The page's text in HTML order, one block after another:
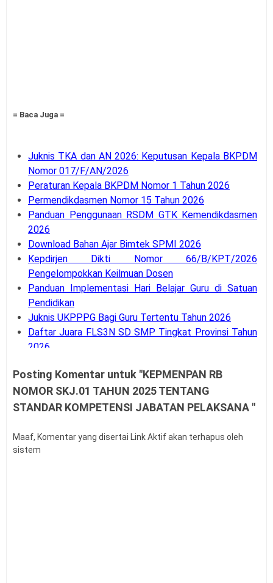
= Baca Juga =
Juknis TKA dan AN 2026: Keputusan Kepala BKPDM
Nomor 017/F/AN/2026
Peraturan Kepala BKPDM Nomor 1 Tahun 2026
Permendikdasmen Nomor 15 Tahun 2026
Panduan Penggunaan RSDM GTK Kemendikdasmen
2026
Download Bahan Ajar Bimtek SPMI 2026
Kepdirjen Dikti Nomor 66/B/KPT/2026
Pengelompokkan Keilmuan Dosen
Panduan Implementasi Hari Belajar Guru di Satuan
Pendidikan
Juknis UKPPPG Bagi Guru Tertentu Tahun 2026
Daftar Juara FLS3N SD SMP Tingkat Provinsi Tahun
2026
2026 Dimulai
SE Mendagri Nomor 100.3.2.3/4716/SJ Penambahan
Kode Rekening APB Desa
Versi 2027
Latihan Soal Tes Substantif PPG Calon Guru Tahun
Posting Komentar untuk "KEPMENPAN RB
NOMOR SKJ.01 TAHUN 2025 TENTANG
STANDAR KOMPETENSI JABATAN PELAKSANA "
Maaf, Komentar yang disertai Link Aktif akan terhapus oleh
sistem